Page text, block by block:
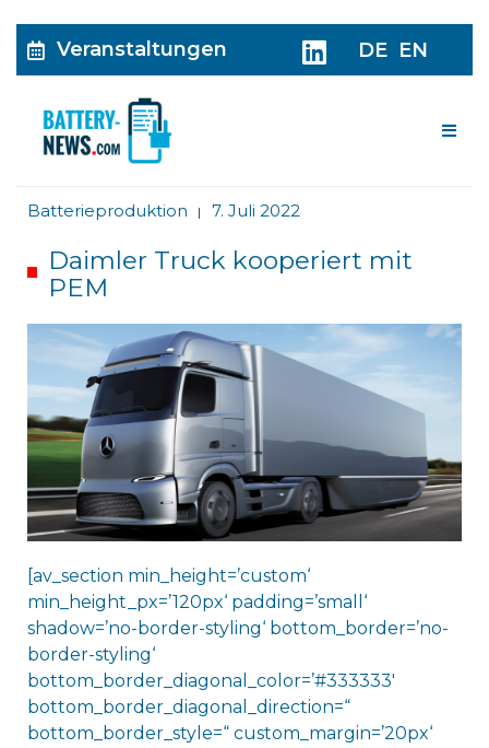
Veranstaltungen DE EN
Batterieproduktion | 7. Juli 2022
Daimler Truck kooperiert mit
PEM
[av_section min_height=’custom‘
min_height_px=’120px‘ padding=’small‘
shadow=’no-border-styling‘ bottom_border=’no-
border-styling‘
bottom_border_diagonal_color=’#333333′
bottom_border_diagonal_direction=“
bottom_border_style=“ custom_margin=’20px‘